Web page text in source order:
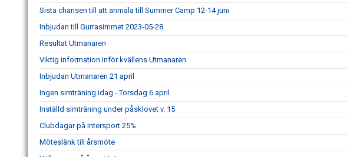
Sista chansen till att anmäla till Summer Camp 12-14 juni
Inbjudan till Gurrasimmet 2023-05-28
Resultat Utmanaren
Viktig information inför kvällens Utmanaren
Inbjudan Utmanaren 21 april
Ingen simträning idag - Torsdag 6 april
Inställd simträning under påsklovet v. 15
Clubdagar på Intersport 25%
Möteslänk till årsmöte